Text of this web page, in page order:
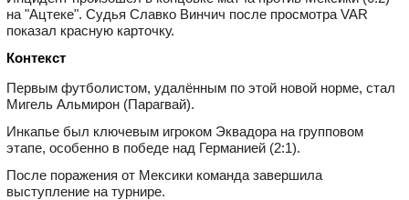
на "Ацтеке". Судья Славко Винчич после просмотра VAR
показал красную карточку.
Контекст
Первым футболистом, удалённым по этой новой норме, стал
Мигель Альмирон (Парагвай).
Инкапье был ключевым игроком Эквадора на групповом
этапе, особенно в победе над Германией (2:1).
После поражения от Мексики команда завершила
выступление на турнире.